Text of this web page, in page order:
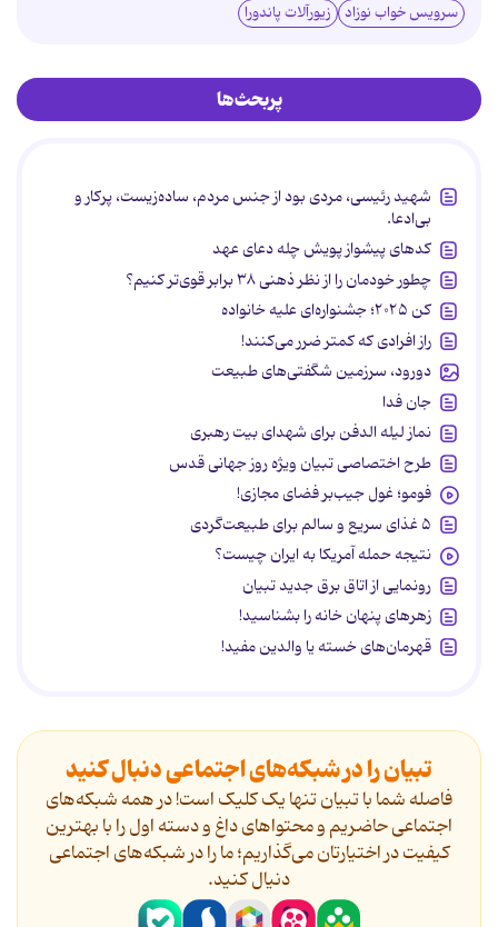
سرویس خواب نوزاد زیورآلات پاندورا
پربحث‌ها
شهید رئیسی، مردی بود از جنس مردم، ساده‌زیست، پرکار و
بی‌ادعا.
کدهای پیشواز پویش چله دعای عهد
چطور خودمان را از نظر ذهنی ۳۸ برابر قوی‌تر کنیم؟
کن ۲۰۲۵؛ جشنواره‌ای علیه خانواده
راز افرادی که کمتر ضرر می‌کنند!
دورود، سرزمین شگفتی‌های طبیعت
جان فدا
نماز لیله الدفن برای شهدای بیت رهبری
طرح اختصاصی تبیان ویژه روز جهانی قدس
فومو؛ غول جیب‌بر فضای مجازی!
۵ غذای سریع و سالم برای طبیعت‌گردی
نتیجه حمله آمریکا به ایران چیست؟
رونمایی از اتاق برق جدید تبیان
زهرهای پنهان خانه را بشناسید!
قهرمان‌های خسته یا والدین مفید!
تبیان را در شبکه‌های اجتماعی دنبال کنید
فاصله شما با تبیان تنها یک کلیک است! در همه شبکه‌های
اجتماعی حاضریم و محتواهای داغ و دسته اول را با بهترین
کیفیت در اختیارتان می‌گذاریم؛ ما را در شبکه‌های اجتماعی
دنیال کنید.